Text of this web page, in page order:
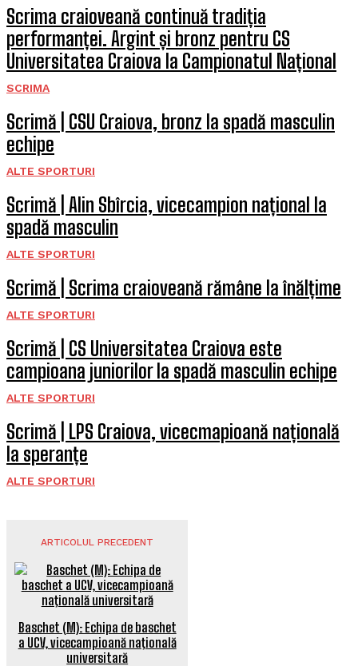
Scrima craioveană continuă tradiția
performanței. Argint și bronz pentru CS
Universitatea Craiova la Campionatul Național
SCRIMA
Scrimă | CSU Craiova, bronz la spadă masculin
echipe
ALTE SPORTURI
Scrimă | Alin Sbîrcia, vicecampion național la
spadă masculin
ALTE SPORTURI
Scrimă | Scrima craioveană rămâne la înălțime
ALTE SPORTURI
Scrimă | CS Universitatea Craiova este
campioana juniorilor la spadă masculin echipe
ALTE SPORTURI
Scrimă | LPS Craiova, vicecmapioană națională
la speranțe
ALTE SPORTURI
ARTICOLUL PRECEDENT
Baschet (M): Echipa de baschet
a UCV, vicecampioană naţională
universitară